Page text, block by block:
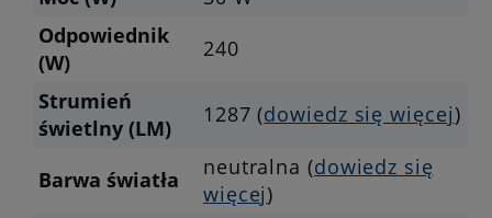
Odpowiednik
(W)
240
Strumień
świetlny (LM)
1287 (dowiedz się więcej)
Barwa światła neutralna (dowiedz się
więcej)